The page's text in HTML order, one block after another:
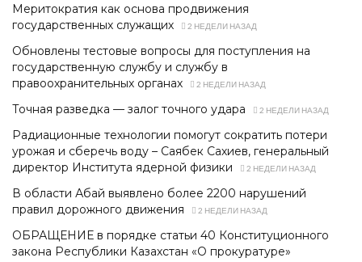
Меритократия как основа продвижения
государственных служащих
2 НЕДЕЛИ НАЗАД
Обновлены тестовые вопросы для поступления на
государственную службу и службу в
правоохранительных органах
2 НЕДЕЛИ НАЗАД
Точная разведка — залог точного удара 2 НЕДЕЛИ НАЗАД
Радиационные технологии помогут сократить потери
урожая и сберечь воду – Саябек Сахиев, генеральный
директор Института ядерной физики
2 НЕДЕЛИ НАЗАД
В области Абай выявлено более 2200 нарушений
правил дорожного движения
2 НЕДЕЛИ НАЗАД
ОБРАЩЕНИЕ в порядке статьи 40 Конституционного
закона Республики Казахстан «О прокуратуре»